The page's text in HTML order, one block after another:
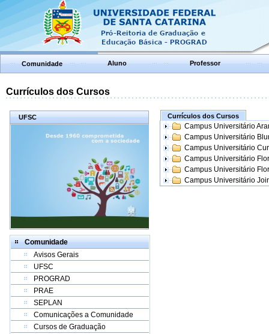
Comunidade Aluno Professor
Currículos dos Cursos
UFSC
Comunidade
Avisos Gerais
UFSC
PROGRAD
PRAE
SEPLAN
Comunicações a Comunidade
Cursos de Graduação
Currículos dos Cursos
Campus Universitário
Campus Universitário
Campus Universitário
Campus Universitário
Campus Universitário
Campus Universitário